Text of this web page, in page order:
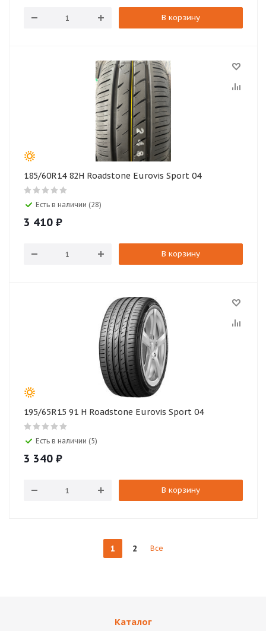
В корзину
185/60R14 82H Roadstone Eurovis Sport 04
Есть в наличии (28)
3 410 ₽
В корзину
195/65R15 91 H Roadstone Eurovis Sport 04
Есть в наличии (5)
3 340 ₽
В корзину
1 2 Все
Каталог